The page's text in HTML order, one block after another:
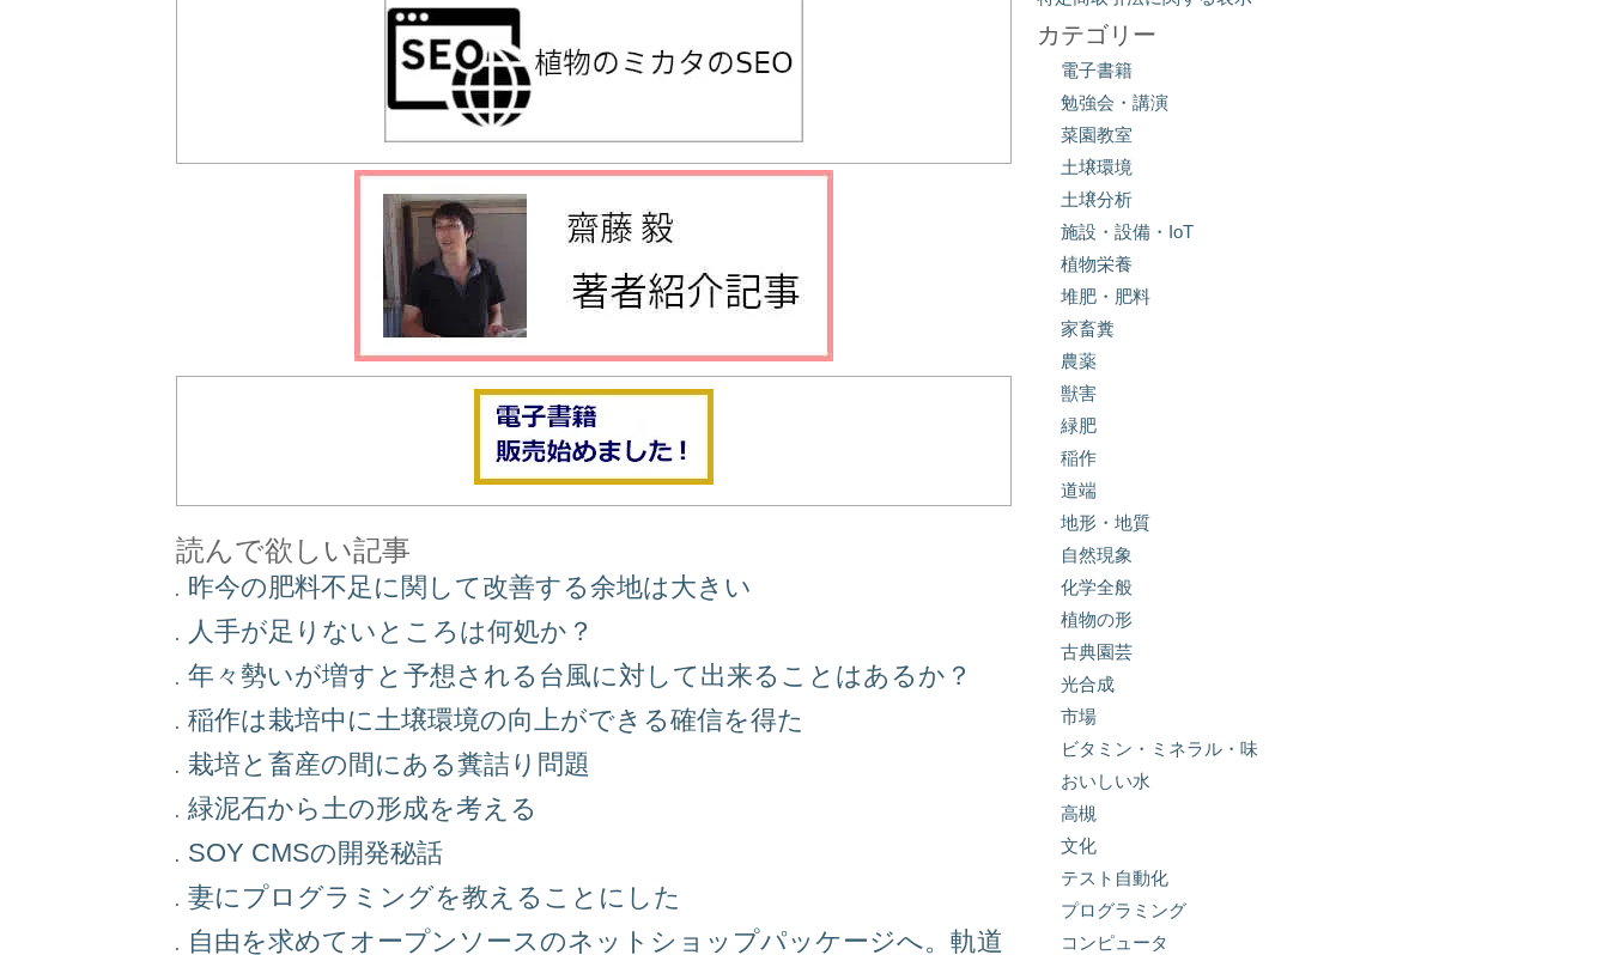
読んで欲しい記事
昨今の肥料不足に関して改善する余地は大きい
人手が足りないところは何処か？
年々勢いが増すと予想される台風に対して出来ることはあるか？
稲作は栽培中に土壌環境の向上ができる確信を得た
栽培と畜産の間にある糞詰り問題
緑泥石から土の形成を考える
SOY CMSの開発秘話
妻にプログラミングを教えることにした
自由を求めてオープンソースのネットショップパッケージへ。軌道
カテゴリー
電子書籍
勉強会・講演
菜園教室
土壌環境
土壌分析
施設・設備・IoT
植物栄養
堆肥・肥料
家畜糞
農薬
獣害
緑肥
稲作
道端
地形・地質
自然現象
化学全般
植物の形
古典園芸
光合成
市場
ビタミン・ミネラル・味
おいしい水
高槻
文化
テスト自動化
プログラミング
コンピュータ